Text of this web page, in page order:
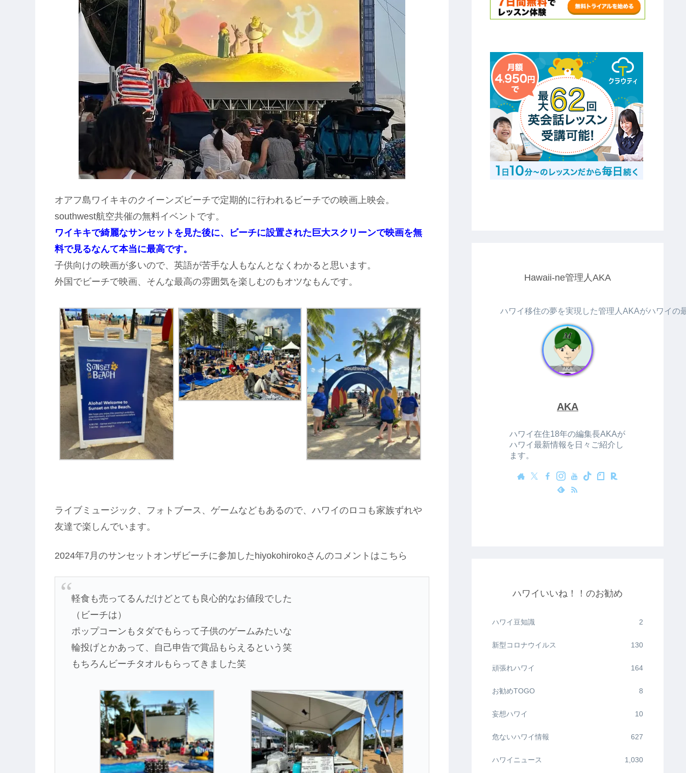
オアフ島ワイキキのクイーンズビーチで定期的に行われるビーチでの映画上映会。
southwest航空共催の無料イベントです。
ワイキキで綺麗なサンセットを見た後に、ビーチに設置された巨大スクリーンで映画を無
料で見るなんて本当に最高です。
子供向けの映画が多いので、英語が苦手な人もなんとなくわかると思います。
外国でビーチで映画、そんな最高の雰囲気を楽しむのもオツなもんです。
ライブミュージック、フォトブース、ゲームなどもあるので、ハワイのロコも家族ずれや
友達で楽しんでいます。
2024年7月のサンセットオンザビーチに参加したhiyokohirokoさんのコメントはこちら
軽食も売ってるんだけどとても良心的なお値段でした
（ビーチは）
ポップコーンもタダでもらって子供のゲームみたいな
輪投げとかあって、自己申告で賞品もらえるという笑
もちろんビーチタオルもらってきました笑
Hawaii-ne管理人AKA
ハワイ移住の夢を実現した管理人AKAがハワイの
AKA
ハワイ在住18年の編集長AKAが
ハワイ最新情報を日々ご紹介し
ます。
ハワイいいね！！のお勧め
ハワイ豆知識 2
新型コロナウイルス 130
頑張れハワイ 164
お勧めTOGO 8
妄想ハワイ 10
危ないハワイ情報 627
ハワイニュース 1,030